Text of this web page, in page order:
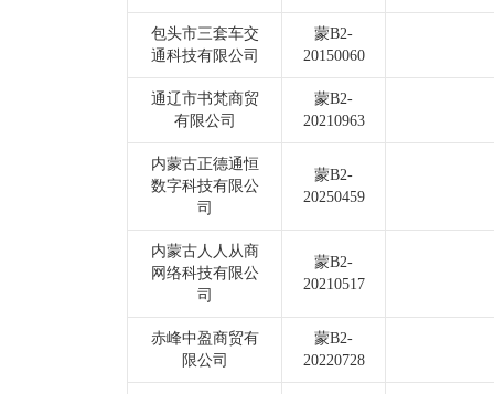
包头市三套车交
通科技有限公司
蒙B2-
20150060
通辽市书梵商贸
有限公司
蒙B2-
20210963
内蒙古正德通恒
数字科技有限公
司
蒙B2-
20250459
内蒙古人人从商
网络科技有限公
司
蒙B2-
20210517
赤峰中盈商贸有
限公司
蒙B2-
20220728